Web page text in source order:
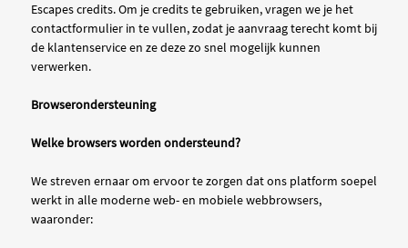
Escapes credits. Om je credits te gebruiken, vragen we je het
contactformulier in te vullen, zodat je aanvraag terecht komt bij
de klantenservice en ze deze zo snel mogelijk kunnen
verwerken.
Browserondersteuning
Welke browsers worden ondersteund?
We streven ernaar om ervoor te zorgen dat ons platform soepel
werkt in alle moderne web- en mobiele webbrowsers,
waaronder: